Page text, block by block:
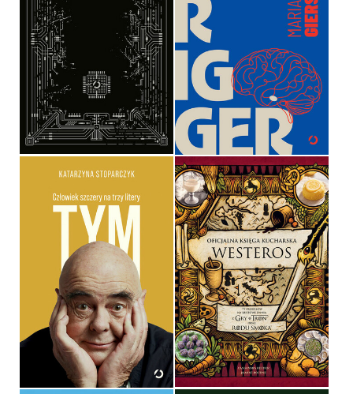
QUO VAIDIS
ANDRZEJ DRAGAN
OPRAWA MIĘKKA
59,99 ZŁ
TRIGGER. JAK ODZYSKAĆ
WPŁYW, KIEDY STERUJE
NAMI PRZESZŁOŚĆ
MARIANNA GIERSZEWSKA
OPRAWA MIĘKKA
69,99 ZŁ
TYM. CZŁOWIEK SZCZERY
NA TRZY LITERY
KATARZYNA STOPARCZYK
OPRAWA TWARDA
59,99 ZŁ
OFICJALNA KSIĘGA
KUCHARSKA WESTEROS.
77 PRZEPISÓW NA
KULTOWE DANIA Z GRY O
TRON ​​ORAZ RODU SMOKA
CASSANDRA REEDER,
JOANNE BOURNE
OPRAWA TWARDA
79,99 ZŁ